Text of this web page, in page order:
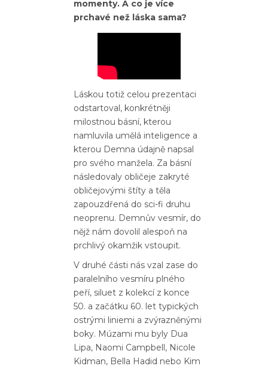
momenty. A co je více
prchavé než láska sama?
Láskou totiž celou prezentaci
odstartoval, konkrétněji
milostnou básní, kterou
namluvila umělá inteligence a
kterou Demna údajně napsal
pro svého manžela. Za básní
následovaly obličeje zakryté
obličejovými štíty a těla
zapouzdřená do sci-fi druhu
neoprenu. Demnův vesmír, do
nějž nám dovolil alespoň na
prchlivý okamžik vstoupit.
V druhé části nás vzal zase do
paralelního vesmíru plného
peří, siluet z kolekcí z konce
50. a začátku 60. let typických
ostrými liniemi a zvýrazněnými
boky. Múzami mu byly Dua
Lipa, Naomi Campbell, Nicole
Kidman, Bella Hadid nebo Kim